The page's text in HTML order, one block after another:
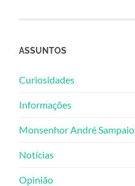
ASSUNTOS
Curiosidades
Informações
Monsenhor André Sampaio
Notícias
Opinião